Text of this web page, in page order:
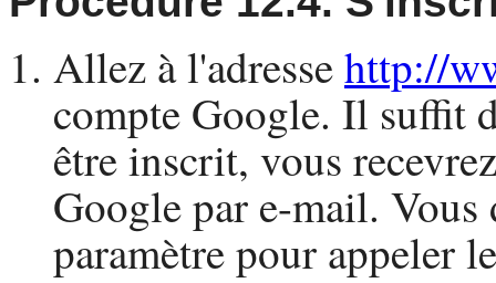
Allez à l'adressehttp://
compte Google. Il suffit
être inscrit, vous
Google par e-mail. Vous
paramètre pour appeler